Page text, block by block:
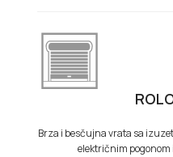
Brza i besčujna vrata sa
električnim